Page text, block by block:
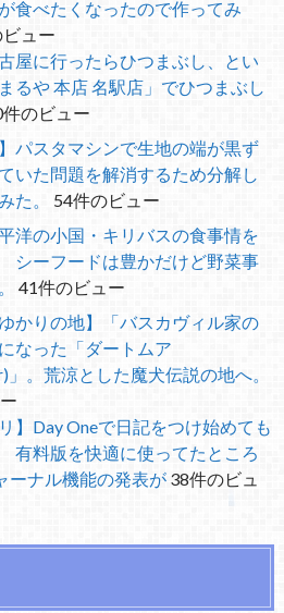
食べたくなったので作ってみ
ュー
古屋に行ったらひつまぶし、とい
るや 本店 名駅店」でひつまぶし
のビュー
】パスタマシンで生地の端が黒ず
いた問題を解消するため分解し
た。
54件のビュー
平洋の小国・キリバスの食事情を
シーフードは豊かだけど野菜事
41件のビュー
ゆかりの地】「バスカヴィル家の
なった「ダートムア
」。荒涼とした魔犬伝説の地へ。
】Day Oneで日記をつけ始めても
有料版を快適に使ってたところ
ーナル機能の発表が 38件のビュ